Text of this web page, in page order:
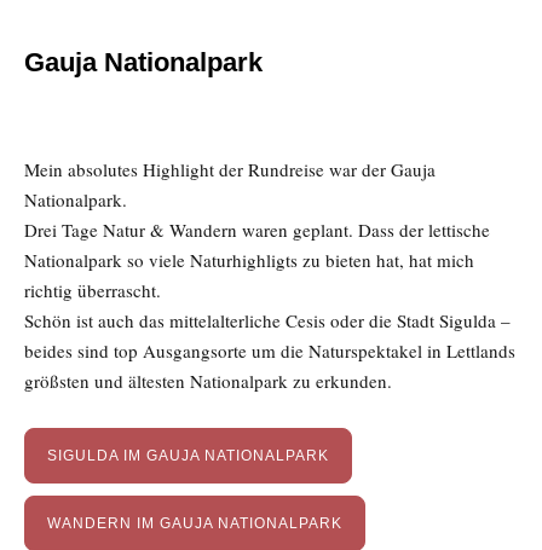
Gauja Nationalpark
Mein absolutes Highlight der Rundreise war der Gauja
Nationalpark.
Drei Tage Natur & Wandern waren geplant. Dass der lettische
Nationalpark so viele Naturhighligts zu bieten hat, hat mich
richtig überrascht.
Schön ist auch das mittelalterliche Cesis oder die Stadt Sigulda –
beides sind top Ausgangsorte um die Naturspektakel in Lettlands
größsten und ältesten Nationalpark zu erkunden.
SIGULDA IM GAUJA NATIONALPARK
WANDERN IM GAUJA NATIONALPARK